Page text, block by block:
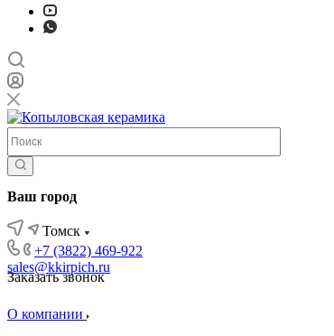
Ваш город
Томск
+7 (3822) 469-922
sales@kkirpich.ru
Заказать звонок
О компании